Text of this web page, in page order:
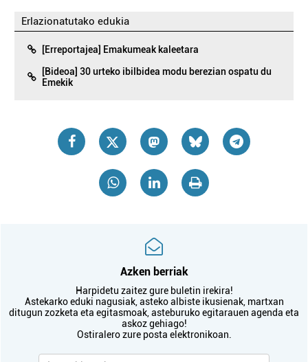
Erlazionatutako edukia
[Erreportajea] Emakumeak kaleetara
[Bideoa] 30 urteko ibilbidea modu berezian ospatu du
Emekik
Azken berriak
Harpidetu zaitez gure buletin irekira!
Astekarko eduki nagusiak, asteko albiste ikusienak, martxan
ditugun zozketa eta egitasmoak, asteburuko egitarauen agenda eta
askoz gehiago!
Ostiralero zure posta elektronikoan.